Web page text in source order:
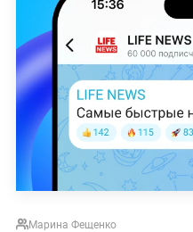
Марина Фещенко